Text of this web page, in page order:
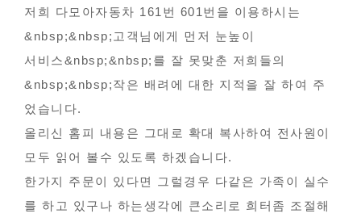
이
지
정
보
본
문
저희 다모아자동차 161번 601번을 이용하시는
&nbsp;&nbsp;고객님에게 먼저 눈높이
서비스&nbsp;&nbsp;를 잘 못맞춘 저희들의
&nbsp;&nbsp;작은 배려에 대한 지적을 잘 하여 주
었습니다.
올리신 홈피 내용은 그대로 확대 복사하여 전사원이
모두 읽어 볼수 있도록 하겠습니다.
한가지 주문이 있다면 그럴경우 다같은 가족이 실수
를 하고 있구나 하는생각에 큰소리로 희터좀 조절해